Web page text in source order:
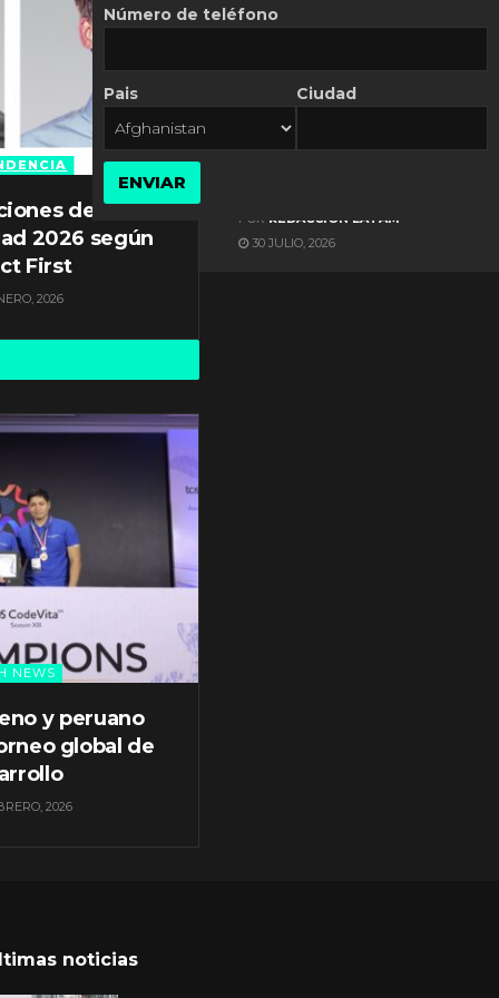
de
2026 según
First
2026
NEWS
y peruano
global de
2026
ES NOTICIA
POR REDACCIÓN LATAM
30 JULIO, 2026
noticias
Número de teléfono
Pais Ciudad
ENVIAR